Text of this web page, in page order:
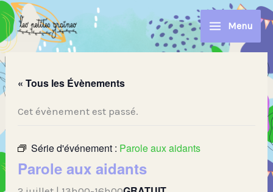
Aller
au
contenu
Menu
« Tous les Évènements
Cet évènement est passé.
Série d'événement : Parole aux aidants
Parole aux aidants